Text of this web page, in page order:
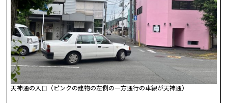
天神通の入口（ピンクの建物の左側の一方通行の車線が天神通）